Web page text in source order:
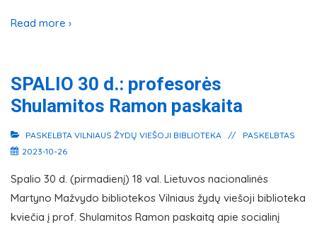
Read more ›
SPALIO 30 d.: profesorės
Shulamitos Ramon paskaita
PASKELBTA VILNIAUS ŽYDŲ VIEŠOJI BIBLIOTEKA
PASKELBTAS
2023-10-26
Spalio 30 d. (pirmadienį) 18 val. Lietuvos nacionalinės
Martyno Mažvydo bibliotekos Vilniaus žydų viešoji biblioteka
kviečia į prof. Shulamitos Ramon paskaitą apie socialinį